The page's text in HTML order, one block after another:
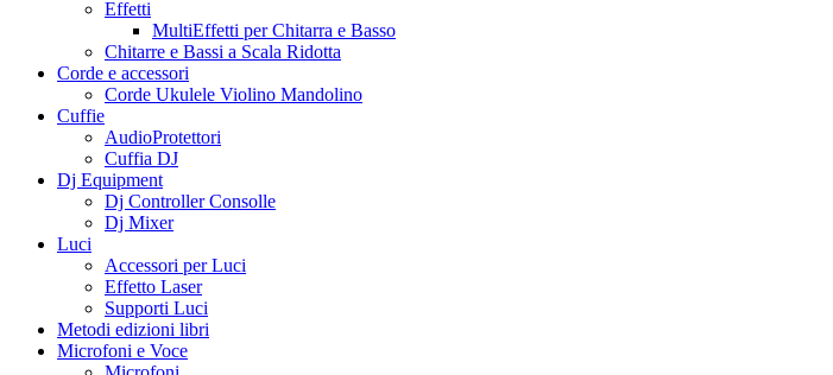
Effetti
MultiEffetti per Chitarra e Basso
Chitarre e Bassi a Scala Ridotta
Corde e accessori
Corde Ukulele Violino Mandolino
Cuffie
AudioProtettori
Cuffia DJ
Dj Equipment
Dj Controller Consolle
Dj Mixer
Luci
Accessori per Luci
Effetto Laser
Supporti Luci
Metodi edizioni libri
Microfoni e Voce